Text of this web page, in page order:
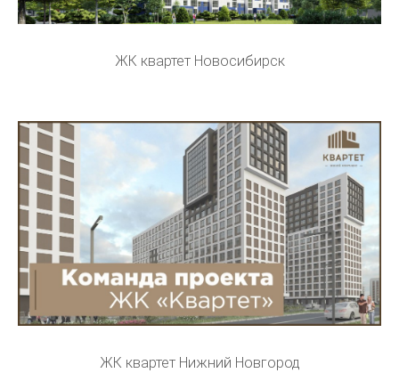
ЖК квартет Новосибирск
ЖК квартет Нижний Новгород